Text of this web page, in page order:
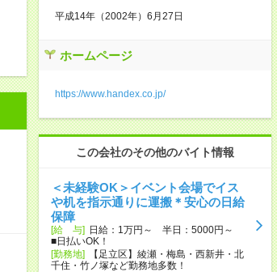
平成14年（2002年）6月27日
ホームページ
https://www.handex.co.jp/
この会社のその他のバイト情報
＜未経験OK＞イベント会場でイス
や机を指示通りに運搬＊安心の日給
保障
[給 与] 日給：1万円～ 半日：5000円～
■日払いOK！
[勤務地]
【足立区】綾瀬・梅島・西新井・北
千住・竹ノ塚など勤務地多数！